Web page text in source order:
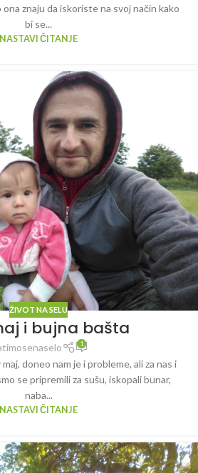
znaju da iskoriste na svoj način kako
bi se...
NASTAVI ČITANJE
ŽIVOT NA SELU
i bujna bašta
1
doneo nam je i probleme, ali za nas i
se pripremili za sušu, iskopali bunar,
naba...
NASTAVI ČITANJE